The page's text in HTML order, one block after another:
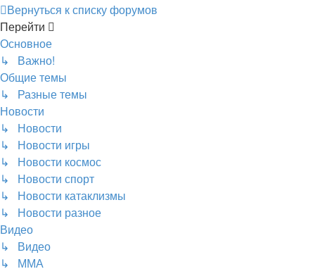
Вернуться к списку форумов
Перейти
Основное
↳ Важно!
Общие темы
↳ Разные темы
Новости
↳ Новости
↳ Новости игры
↳ Новости космос
↳ Новости спорт
↳ Новости катаклизмы
↳ Новости разное
Видео
↳ Видео
↳ ММА